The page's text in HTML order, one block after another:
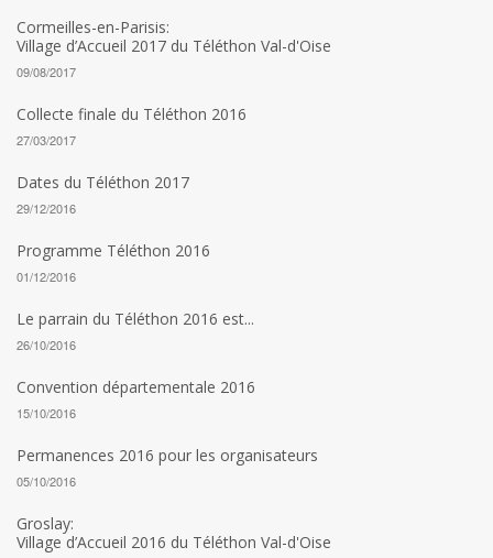
Cormeilles-en-Parisis:
Village d’Accueil 2017 du Téléthon Val-d'Oise
09/08/2017
Collecte finale du Téléthon 2016
27/03/2017
Dates du Téléthon 2017
29/12/2016
Programme Téléthon 2016
01/12/2016
Le parrain du Téléthon 2016 est...
26/10/2016
Convention départementale 2016
15/10/2016
Permanences 2016 pour les organisateurs
05/10/2016
Groslay:
Village d’Accueil 2016 du Téléthon Val-d'Oise